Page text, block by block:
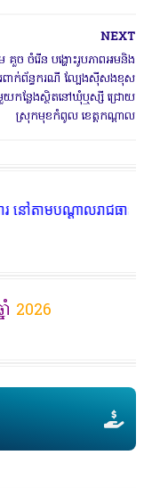
NEXT
គួច ចំរើន បង្ហោះរូបភាពអមនិង
ាក់ព័ន្ធករណី ល្បែងស៊ីសងខុស
យកន្លែងស្ថិតនៅឃុំឬស្សី ជ្រោយ
ស្រុកមុខកំពូល ខេត្តកណ្តាល
ាជធានី ខេត្ត មានចំ
ាំ 2026